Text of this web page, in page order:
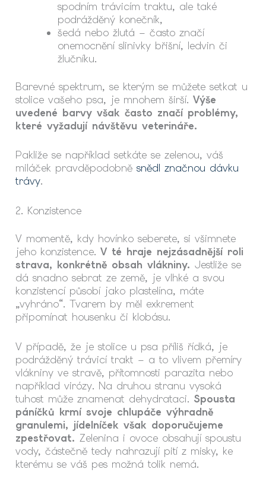
spodním trávicím traktu, ale také
podrážděný konečník,
šedá nebo žlutá – často značí
onemocnění slinivky břišní, ledvin či
žlučníku.
Barevné spektrum, se kterým se můžete setkat u
stolice vašeho psa, je mnohem širší.Výše
uvedené barvy však často značí problémy,
které vyžadují návštěvu veterináře.
Pakliže se například setkáte se zelenou, váš
miláček pravděpodobněsnědl značnou dávku
trávy.
2. Konzistence
V momentě, kdy hovínko seberete, si všimnete
jeho konzistence.V té hraje nejzásadnější roli
strava, konkrétně obsah vlákniny.Jestliže se
dá snadno sebrat ze země, je vlhké a svou
konzistencí působí jako plastelína, máte
„vyhráno“. Tvarem by měl exkrement
připomínat housenku či klobásu.
V případě, že je stolice u psa příliš řídká, je
podrážděný trávicí trakt – a to vlivem přemíry
vlákniny ve stravě, přítomnosti parazita nebo
například virózy. Na druhou stranu vysoká
tuhost může znamenat dehydrataci. Spousta
páníčků krmí svoje chlupáče výhradně
granulemi, jídelníček však doporučujeme
zpestřovat.Zelenina i ovoce obsahují spoustu
vody, částečně tedy nahrazují pití z misky, ke
kterému se váš pes možná tolik nemá.